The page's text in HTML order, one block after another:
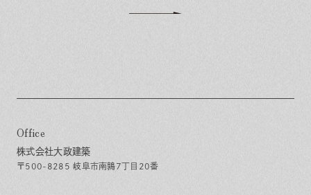
Office
株式会社大政建築
〒500-8285 岐阜市南鶉7丁目20番